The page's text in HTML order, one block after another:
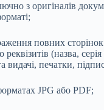
з оригіналів
повних
реквізитів (назва,
видачі, печатки,
JPG або PDF;